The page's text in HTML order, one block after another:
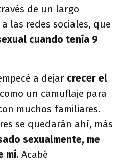
de un largo
las redes sociales, que
cuando tenía 9
a dejar crecer el
un camuflaje para
muchos familiares.
se quedarán ahí, más
sexualmente, me
mí. Acabé